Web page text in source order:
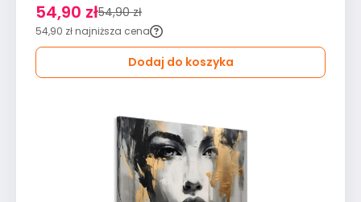
54,90 zł54,90 zł
54,90 zł najniższa cena
Dodaj do koszyka